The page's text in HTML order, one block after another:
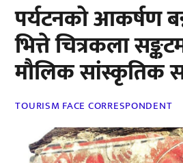
पर्यटनको आकर्षण
भित्ते चित्रकला
मौलिक सांस्कृतिक
TOURISM FACE CORRESPONDENT